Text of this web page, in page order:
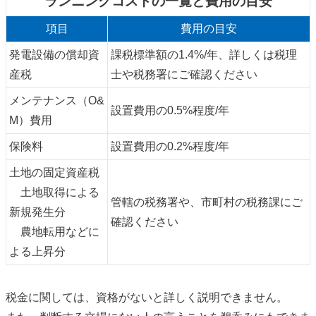
項目 費用の目安
発電設備の償却資
産税
課税標準額の1.4%/年、詳しくは税理
士や税務署にご確認ください
メンテナンス
（O&
M） 費用
設置費用の0.5%程度/年
保険料 設置費用の0.2%程度/年
土地の固定資産税
土地取得による
新規発生分
農地転用などに
よる上昇分
管轄の税務署や、市町村の税務課にご
確認ください
税金に関しては、資格がないと詳しく説明できません。